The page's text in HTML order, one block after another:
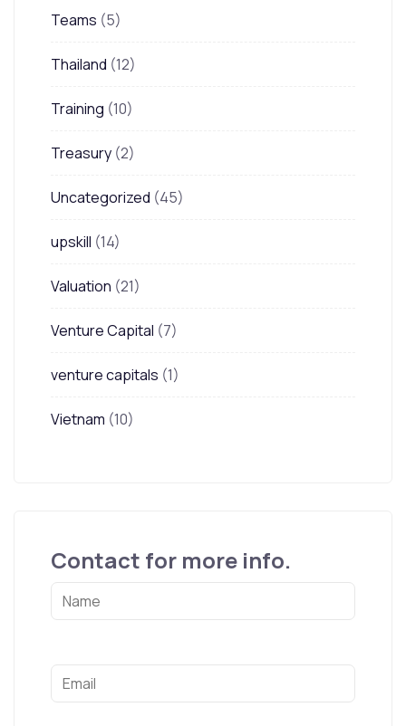
Teams (5)
Thailand (12)
Training (10)
Treasury (2)
Uncategorized (45)
upskill (14)
Valuation (21)
Venture Capital (7)
venture capitals (1)
Vietnam (10)
Contact for more info.